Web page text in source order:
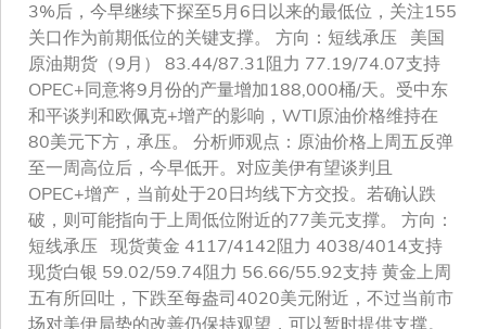
3%后，今早继续下探至5月6日以来的最低位，关注155
关口作为前期低位的关键支撑。 方向：短线承压 美国
原油期货（9月） 83.44/87.31阻力 77.19/74.07支持
OPEC+同意将9月份的产量增加188,000桶/天。受中东
和平谈判和欧佩克+增产的影响，WTI原油价格维持在
80美元下方，承压。 分析师观点：原油价格上周五反弹
至一周高位后，今早低开。对应美伊有望谈判且
OPEC+增产，当前处于20日均线下方交投。若确认跌
破，则可能指向于上周低位附近的77美元支撑。 方向：
短线承压 现货黄金 4117/4142阻力 4038/4014支持
现货白银 59.02/59.74阻力 56.66/55.92支持 黄金上周
五有所回吐，下跌至每盎司4020美元附近，不过当前市
场对美伊局势的改善仍保持观望，可以暂时提供支撑。